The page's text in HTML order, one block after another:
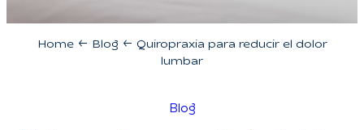
Home← Blog ← Quiropraxia para reducir el dolor
lumbar
Blog